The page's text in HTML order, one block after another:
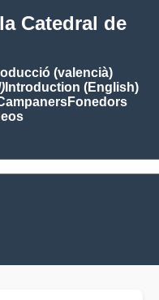
Catedral de
(valencià)
Introduction (English)
Fonedors